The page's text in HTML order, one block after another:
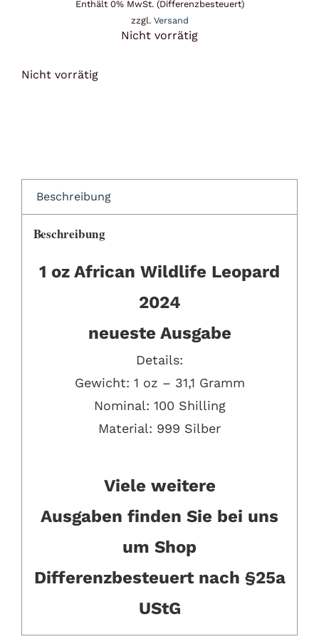
Enthält 0% MwSt. (Differenzbesteuert)
zzgl. Versand
Nicht vorrätig
Nicht vorrätig
Beschreibung
Beschreibung
1 oz African Wildlife Leopard
2024
neueste Ausgabe
Details:
Gewicht: 1 oz – 31,1 Gramm
Nominal: 100 Shilling
Material: 999 Silber
Viele weitere
Ausgaben finden Sie bei uns
um Shop
Differenzbesteuert nach §25a
UStG